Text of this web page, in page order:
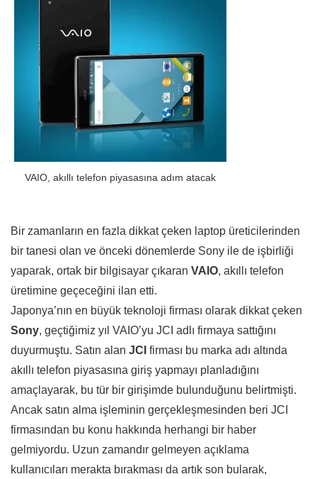
VAIO, akıllı telefon piyasasına adım atacak
Bir zamanların en fazla dikkat çeken laptop üreticilerinden
bir tanesi olan ve önceki dönemlerde Sony ile de işbirliği
yaparak, ortak bir bilgisayar çıkaran VAIO, akıllı telefon
üretimine geçeceğini ilan etti.
Japonya’nın en büyük teknoloji firması olarak dikkat çeken
Sony, geçtiğimiz yıl VAIO’yu JCI adlı firmaya sattığını
duyurmuştu. Satın alan JCI firması bu marka adı altında
akıllı telefon piyasasına giriş yapmayı planladığını
amaçlayarak, bu tür bir girişimde bulunduğunu belirtmişti.
Ancak satın alma işleminin gerçekleşmesinden beri JCI
firmasından bu konu hakkında herhangi bir haber
gelmiyordu. Uzun zamandır gelmeyen açıklama
kullanıcıları merakta bırakması da artık son bularak,